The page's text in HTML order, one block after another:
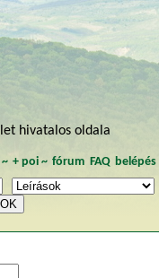
hivatalos oldala
+ poi~ fórum FAQ belépés